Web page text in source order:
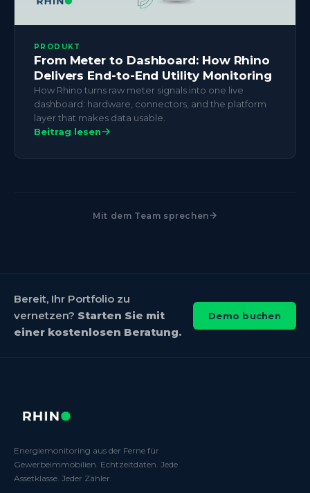
PRODUKT
From Meter to Dashboard: How Rhino
Delivers End-to-End Utility Monitoring
How Rhino turns raw meter signals into one live
dashboard: hardware, connectors, and the platform
layer that makes data usable.
Beitrag lesen
Mit dem Team sprechen
Bereit, Ihr Portfolio zu
vernetzen? Starten Sie mit
einer kostenlosen Beratung.
Demo buchen
Energiemonitoring aus der Ferne für
Gewerbeimmobilien. Echtzeitdaten. Jede
Assetklasse. Jeder Zähler.